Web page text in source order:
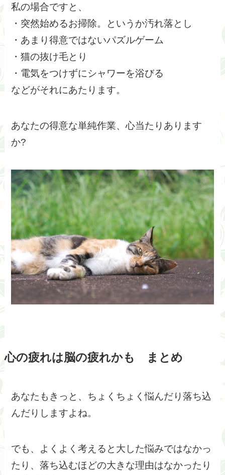
私の場合ですと、
・突然始めるお掃除。というか汚れ落とし
・あまり得意ではないパズルゲーム
・猫の抜け毛とり
・電気をつけずにシャワーを浴びる
などがそれにあたります。
あなたの得意な単純作業、心当たりあります
か?
心の疲れは脳の疲れかも まとめ
あなたもきっと、ちょくちょく悩んだり落ち込
んだりしますよね。
でも、よくよく考えると大した悩みではなかっ
たり、落ち込むほどの大きな理由はなかったり